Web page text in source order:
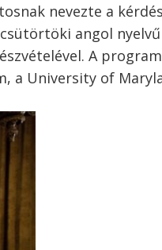
nevezte a
angol nyelvű
A program
a University of